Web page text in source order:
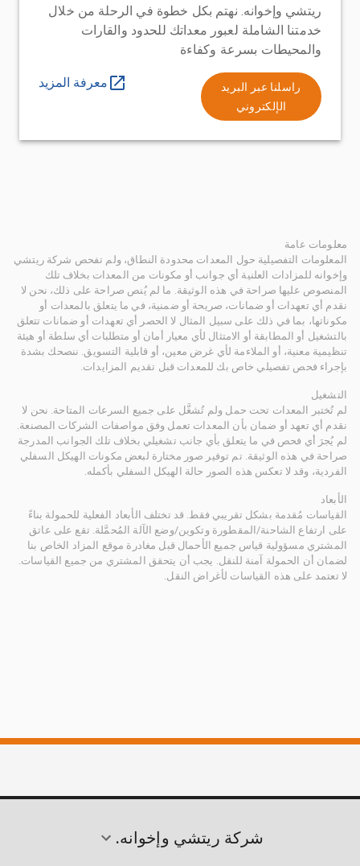
ريتشي وإخوانه. نهتم بكل خطوة في الرحلة من خلال
خدمتنا الشاملة لعبور معداتك للحدود والقارات
والمحيطات بسرعة وكفاءة
راسلنا عبر البريد
الإلكتروني
معرفة المزيد
معلومات عامة
المعلومات التفصيلية حول المعدات محدودة النطاق، ولم تفحص شركة ريتشي
وإخوانه للمزادات العلنية أي جوانب أو مكونات من المعدات بخلاف تلك
المنصوص عليها صراحة في هذه الوثيقة. ما لم يُنص صراحة على ذلك، نحن لا
نقدم أي تعهدات أو ضمانات، صريحة أو ضمنية، في ما يتعلق بالمعدات أو
مكوناتها، بما في ذلك على سبيل المثال لا الحصر أي تعهدات أو ضمانات تتعلق
بالتشغيل أو المطابقة أو الامتثال لأي معيار أمان أو متطلبات أي سلطة أو هيئة
تنظيمية معنية، أو الملاءمة لأي غرض معين، أو قابلية التسويق. ننصحك بشدة
بإجراء فحص تفصيلي خاص بك للمعدات قبل تقديم المزايدات.
التشغيل
لم تُختبر المعدات تحت حمل ولم تُشغَّل على جميع السرعات المتاحة. نحن لا
نقدم أي تعهد أو ضمان بأن المعدات تعمل وفق مواصفات الشركات المصنعة.
لم يُجرَ أي فحص في ما يتعلق بأي جانب تشغيلي بخلاف تلك الجوانب المدرجة
صراحة في هذه الوثيقة. تم توفير صور مختارة لبعض مكونات الهيكل السفلي
الفردية، وقد لا تعكس هذه الصور حالة الهيكل السفلي بأكمله.
الأبعاد
القياسات مُقدمة بشكل تقريبي فقط. قد تختلف الأبعاد الفعلية للحمولة بناءً
على ارتفاع الشاحنة/المقطورة وتكوين/وضع الآلة المُحمَّلة. تقع على عاتق
المشتري مسؤولية قياس جميع الأحمال قبل مغادرة موقع المزاد الخاص بنا
لضمان أن الحمولة آمنة للنقل. يجب أن يتحقق المشتري من جميع القياسات.
لا تعتمد على هذه القياسات لأغراض النقل.
شركة ريتشي وإخوانه.